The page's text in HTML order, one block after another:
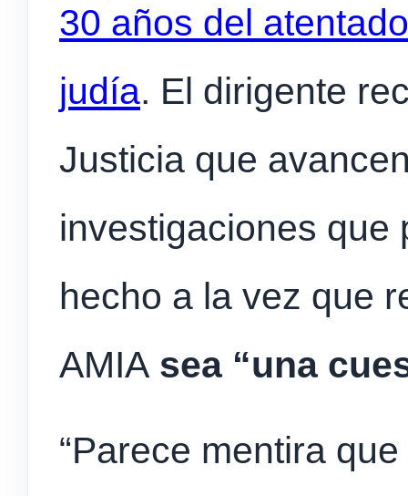
30 años del
judía. El dirigente
Justicia que
investigaciones que
hecho a la vez que
AMIA sea “una
“Parece mentira